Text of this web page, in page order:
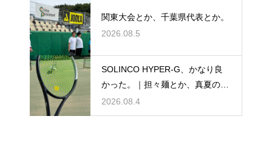
関東大会とか、千葉県代表とか。
2026.08.5
SOLINCO HYPER-G、かなり良
かった。｜担々麺とか、真夏のテ
ニスとか。
2026.08.4